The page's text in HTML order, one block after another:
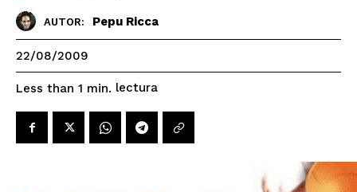
AUTOR: Pepu Ricca
22/08/2009
Less than 1 min. lectura